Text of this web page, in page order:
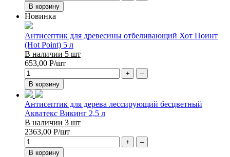
В корзину
Новинка
Антисептик для древесины отбеливающий Хот Поинт
(Hot Point) 5 л
В наличии 5 шт
653,00 Р/шт
+
–
В корзину
Антисептик для дерева лессирующий бесцветный
Акватекс Викинг 2,5 л
В наличии 3 шт
2363,00 Р/шт
+
–
В корзину